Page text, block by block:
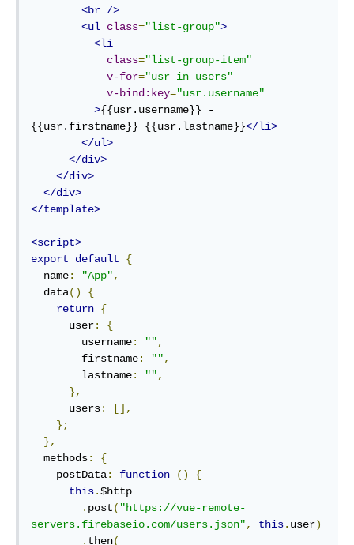
<br />
<ul class="list-group">
<li
class="list-group-item"
v-for="usr in users"
v-bind:key="usr.username"
>{{usr.username}} -
{{usr.firstname}} {{usr.lastname}}</li>
</ul>
</div>
</div>
</div>
</template>
<script>
export
default
{
  name
: "App",
  data
()
{
return {
      user
:
{
        username
: "",
        firstname
: "",
        lastname
: "",
},
      users
:
[],
};
},
  methods
:
{
    postData
: function ()
{
this.$http
. post( "https://vue-remote-
servers.firebaseio.com/users.json", this. user)
. then(